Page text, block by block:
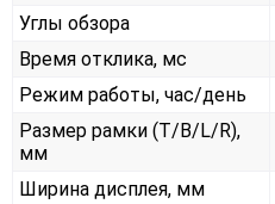
Углы обзора
Время отклика, мс
Режим работы, час/день
Размер рамки (T/B/L/R),
мм
Ширина дисплея, мм